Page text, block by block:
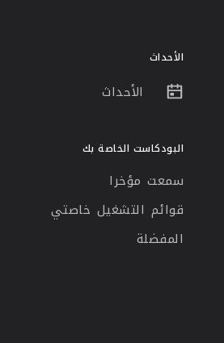
الأحداث
الأحداث
البودكاست الخاصة بك
سمعت مؤخرا
قوائم التشغيل خاصتي
المفضلة